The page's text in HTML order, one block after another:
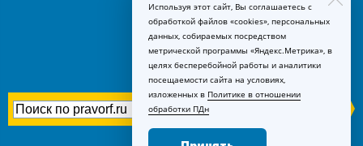
регистрация
товарных знаков
Используя этот сайт, Вы соглашаетесь с
обработкой файлов «cookies», персональных
данных, собираемых посредством
метрической программы «Яндекс.Метрика», в
целях бесперебойной работы и аналитики
посещаемости сайта на условиях,
изложенных в Политике в отношении
обработки ПДн